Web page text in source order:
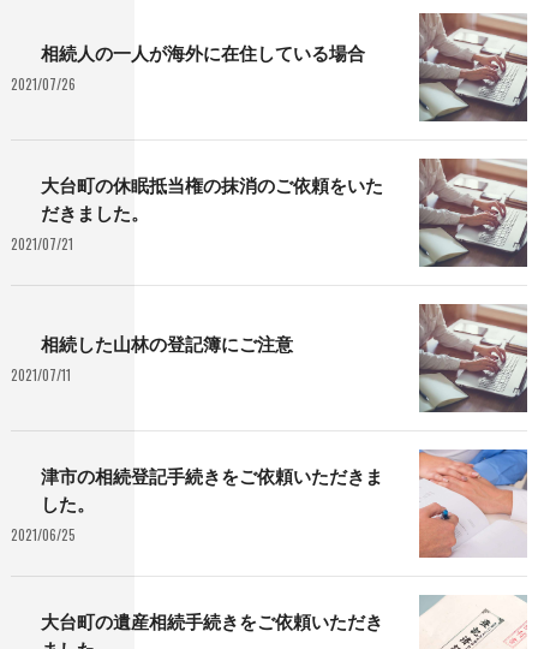
相続人の一人が海外に在住している場合
2021/07/26
大台町の休眠抵当権の抹消のご依頼をいた
だきました。
2021/07/21
相続した山林の登記簿にご注意
2021/07/11
津市の相続登記手続きをご依頼いただきま
した。
2021/06/25
大台町の遺産相続手続きをご依頼いただき